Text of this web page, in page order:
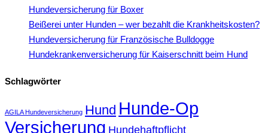
Hundeversicherung für Boxer
Beißerei unter Hunden – wer bezahlt die Krankheitskosten?
Hundeversicherung für Französische Bulldogge
Hundekrankenversicherung für Kaiserschnitt beim Hund
Schlagwörter
AGILA Hundeversicherung Hund Hunde-Op
Versicherung Hundehaftpflicht